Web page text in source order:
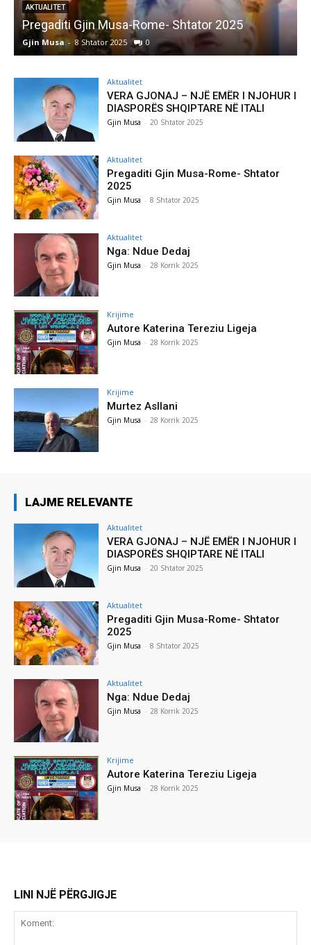
AKTUALITET
Pregaditi Gjin Musa-Rome- Shtator 2025
Gjin Musa - 8 Shtator 2025 0
Aktualitet
VERA GJONAJ – NJË EMËR I NJOHUR I
DIASPORËS SHQIPTARE NË ITALI
Gjin Musa - 20 Shtator 2025
Aktualitet
Pregaditi Gjin Musa-Rome- Shtator
2025
Gjin Musa - 8 Shtator 2025
Aktualitet
Nga: Ndue Dedaj
Gjin Musa - 28 Korrik 2025
Krijime
Autore Katerina Tereziu Ligeja
Gjin Musa - 28 Korrik 2025
Krijime
Murtez Asllani
Gjin Musa - 28 Korrik 2025
LAJME RELEVANTE
Aktualitet
VERA GJONAJ – NJË EMËR I NJOHUR I
DIASPORËS SHQIPTARE NË ITALI
Gjin Musa - 20 Shtator 2025
Aktualitet
Pregaditi Gjin Musa-Rome- Shtator
2025
Gjin Musa - 8 Shtator 2025
Aktualitet
Nga: Ndue Dedaj
Gjin Musa - 28 Korrik 2025
Krijime
Autore Katerina Tereziu Ligeja
Gjin Musa - 28 Korrik 2025
LINI NJË PËRGJIGJE